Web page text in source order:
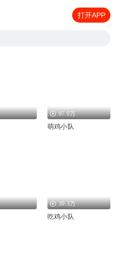
打开APP
97.9万
萌鸡小队
39.3万
吃鸡小队